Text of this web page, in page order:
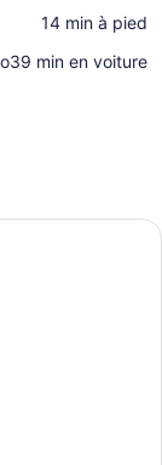
‪14 min à pied‬
‪39 min en voiture‬
équipée